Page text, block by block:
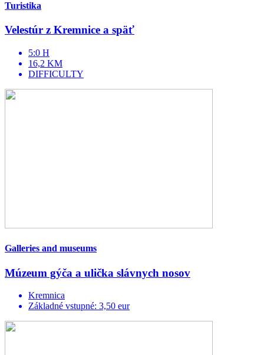
Turistika
Velestúr z Kremnice a späť
5:0 H
16,2 KM
DIFFICULTY
Galleries and museums
Múzeum gýča a ulička slávnych nosov
Kremnica
Základné vstupné: 3,50 eur